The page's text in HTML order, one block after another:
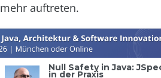
auftreten.